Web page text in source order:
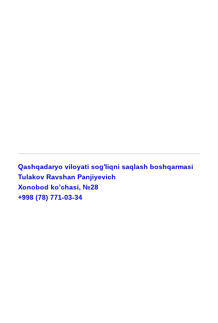
Qashqadaryo viloyati sog'liqni saqlash boshqarmasi
Tulakov Ravshan Panjiyevich
Xonobod ko’chasi, №28
+998 (78) 771-03-34